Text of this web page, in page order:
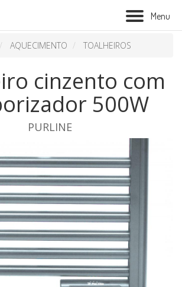
Menu
BIOLAREIRA
AQUECIMENTO
VENTILAÇÃO
TRATAMENTO AÉREO
CASA
AQUECIMENTO TOALHEIROS
cinzento com
500W
PURLINE